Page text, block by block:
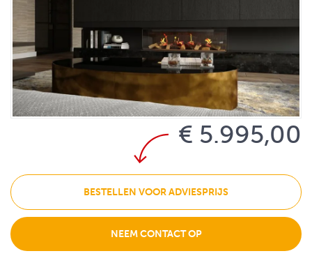
€ 5.995,00
BESTELLEN VOOR ADVIESPRIJS
NEEM CONTACT OP